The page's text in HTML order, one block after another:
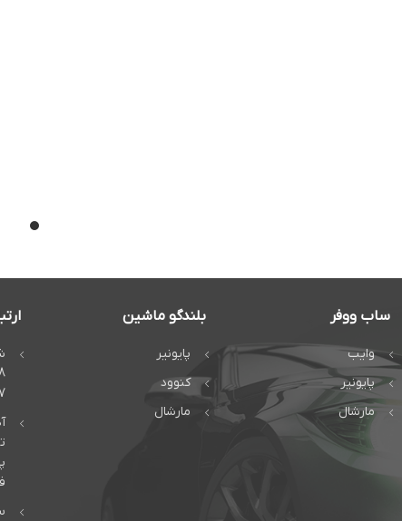
ساب ووفر
وایب
پایونیر
مارشال
بلندگو ماشین
پایونیر
کنوود
مارشال